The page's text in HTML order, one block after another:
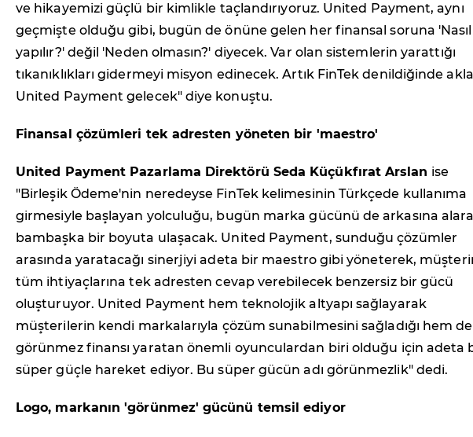
ve hikayemizi güçlü bir kimlikle taçlandırıyoruz. United Payment, aynı
geçmişte olduğu gibi, bugün de önüne gelen her finansal soruna 'Nasıl
yapılır?' değil 'Neden olmasın?' diyecek. Var olan sistemlerin yarattığı
tıkanıklıkları gidermeyi misyon edinecek. Artık FinTek denildiğinde akla
United Payment gelecek" diye konuştu.
Finansal çözümleri tek adresten yöneten bir 'maestro'
United Payment Pazarlama Direktörü Seda Küçükfırat Arslan ise
"Birleşik Ödeme'nin neredeyse FinTek kelimesinin Türkçede kullanıma
girmesiyle başlayan yolculuğu, bugün marka gücünü de arkasına
bambaşka bir boyuta ulaşacak. United Payment, sunduğu çözümler
arasında yaratacağı sinerjiyi adeta bir maestro gibi yöneterek,
tüm ihtiyaçlarına tek adresten cevap verebilecek benzersiz bir gücü
oluşturuyor. United Payment hem teknolojik altyapı sağlayarak
müşterilerin kendi markalarıyla çözüm sunabilmesini sağladığı hem de
görünmez finansı yaratan önemli oyunculardan biri olduğu için adeta
süper güçle hareket ediyor. Bu süper gücün adı görünmezlik" dedi.
Logo, markanın 'görünmez' gücünü temsil ediyor